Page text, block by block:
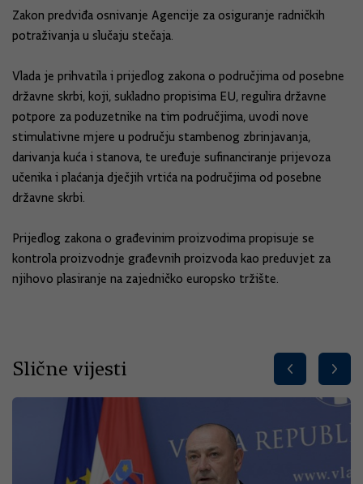
Zakon predviđa osnivanje Agencije za osiguranje radničkih
potraživanja u slučaju stečaja.
Vlada je prihvatila i prijedlog zakona o područjima od posebne
državne skrbi, koji, sukladno propisima EU, regulira državne
potpore za poduzetnike na tim područjima, uvodi nove
stimulativne mjere u području stambenog zbrinjavanja,
darivanja kuća i stanova, te uređuje sufinanciranje prijevoza
učenika i plaćanja dječjih vrtića na područjima od posebne
državne skrbi.
Prijedlog zakona o građevinim proizvodima propisuje se
kontrola proizvodnje građevnih proizvoda kao preduvjet za
njihovo plasiranje na zajedničko europsko tržište.
Slične vijesti